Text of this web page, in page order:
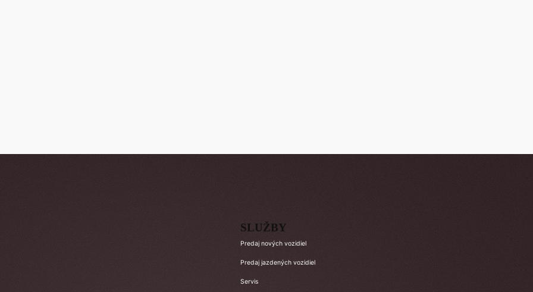
SLUŽBY
Predaj nových vozidiel
Predaj jazdených vozidiel
Servis